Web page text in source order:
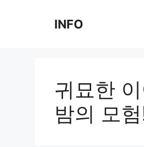
INFO
귀묘한
밤의 모